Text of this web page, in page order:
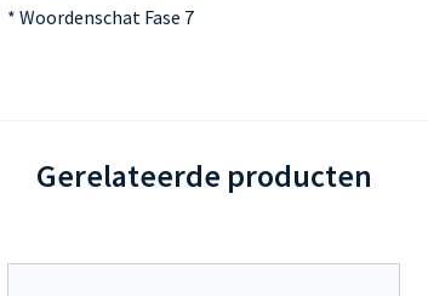
* Woordenschat Fase 7
Gerelateerde producten